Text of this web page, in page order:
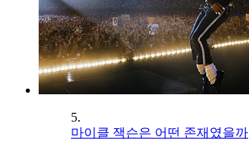
5.
마이클 잭슨은 어떤 존재였을까